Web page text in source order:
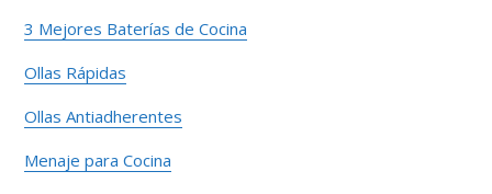
3 Mejores Baterías de Cocina
Ollas Rápidas
Ollas Antiadherentes
Menaje para Cocina